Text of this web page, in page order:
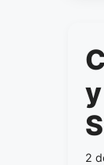
2